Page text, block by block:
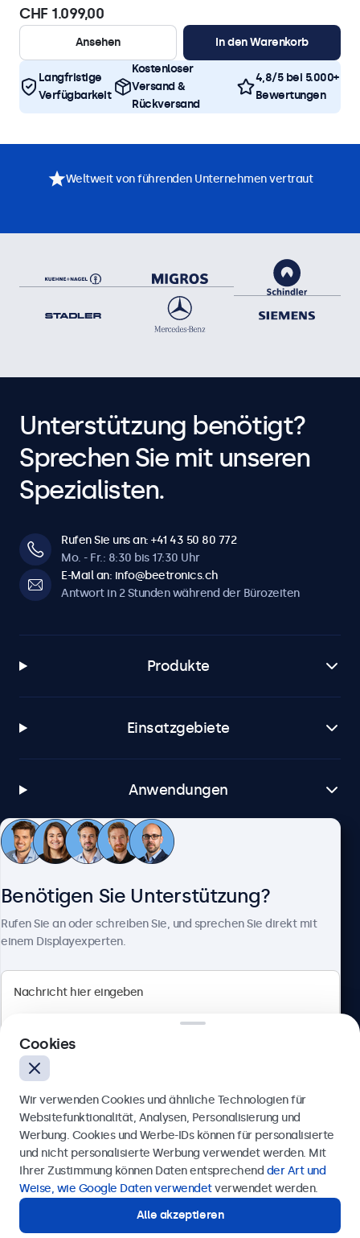
CHF 1.099,00
Ansehen In den Warenkorb
Langfristige
Verfügbarkeit
Kostenloser
Versand &
Rückversand
4,8/5 bei 5.000+
Bewertungen
Weltweit von führenden Unternehmen vertraut
Unterstützung benötigt?
Sprechen Sie mit unseren
Spezialisten.
Rufen Sie uns an: +41 43 50 80 772
Mo. - Fr.: 8:30 bis 17:30 Uhr
E-Mail an: info@beetronics.ch
Antwort in 2 Stunden während der Bürozeiten
Produkte
Einsatzgebiete
Anwendungen
Kundenservice
Badenerstrasse 549, 8048 Zürich, Schweiz
Deutsch
Benötigen Sie Unterstützung?
Rufen Sie an oder schreiben Sie, und sprechen Sie direkt mit
einem Displayexperten.
Anfrage senden
Rufen Sie uns an unter+41 43 50 80 772
Benötigen Sie Unterstützung?
Kontaktieren Sie uns!
Cookies
Wir verwenden Cookies und ähnliche Technologien für
Websitefunktionalität, Analysen, Personalisierung und
Werbung. Cookies und Werbe-IDs können für personalisierte
und nicht personalisierte Werbung verwendet werden. Mit
Ihrer Zustimmung können Daten entsprechend der Art und
Weise, wie Google Daten verwendetverwendet werden.
Alle akzeptieren